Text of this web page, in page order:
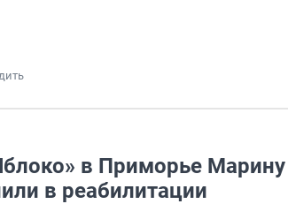
в Приморье Марину
в реабилитации